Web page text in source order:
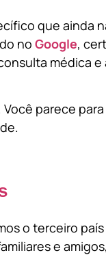
que ainda
no Google,
médica e
Você parece
o terceiro
e